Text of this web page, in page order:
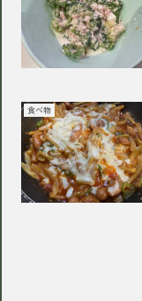
食べ物